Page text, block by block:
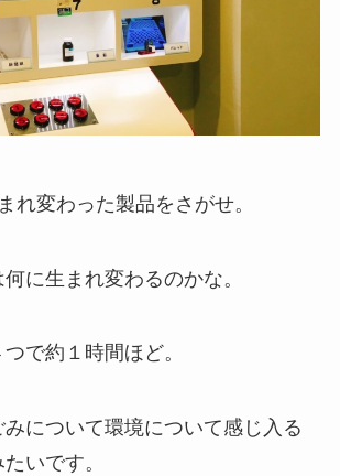
れ変わった製品をさがせ。
に生まれ変わるのかな。
で約１時間ほど。
について環境について感じ入る
いです。